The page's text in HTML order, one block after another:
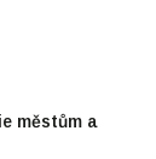
městům a